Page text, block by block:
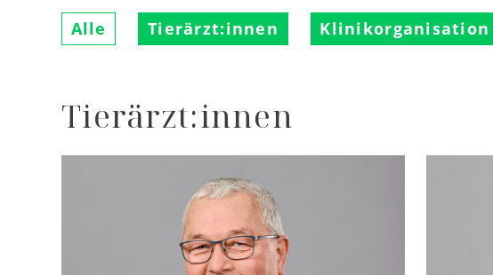
Alle Tierärzt:innen Klinikorganisation
Tierärzt:innen